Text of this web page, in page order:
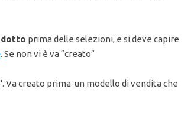
prima delle selezioni, e si deve capire
. Se non vi è va “creato”
Va creato prima un modello di vendita che